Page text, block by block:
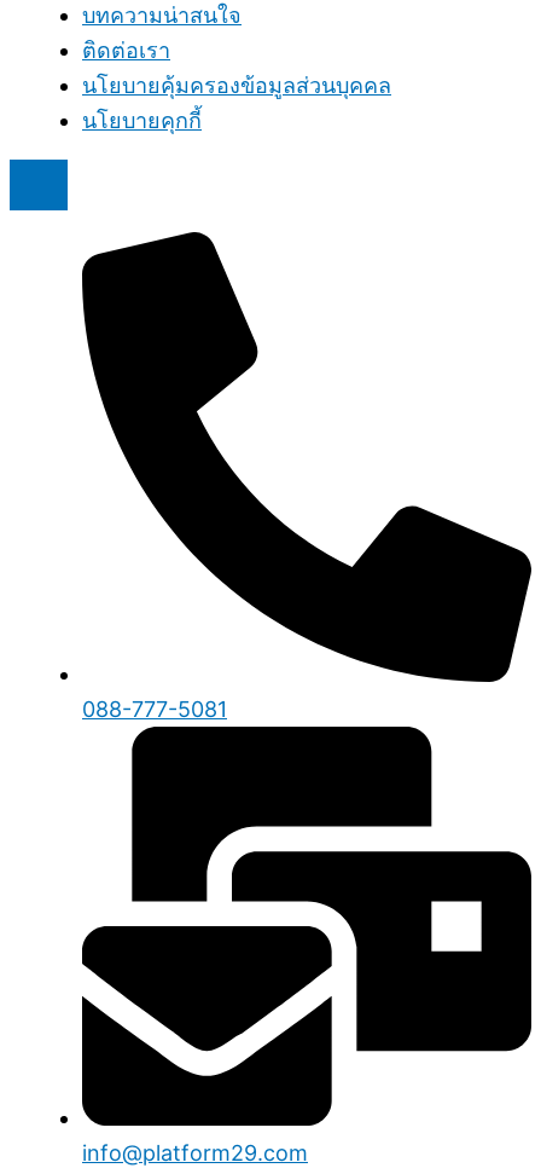
บทความน่าสนใจ
ติดต่อเรา
นโยบายคุ้มครองข้อมูลส่วนบุคคล
นโยบายคุกกี้
088-777-5081
info@platform29.com